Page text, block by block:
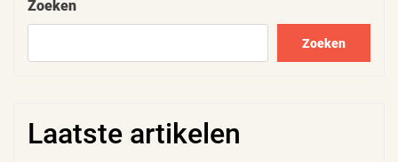
Zoeken
Zoeken
Laatste artikelen